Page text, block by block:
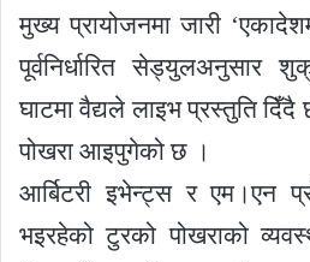
मुख्य प्रायोजनमा जारी
पूर्वनिर्धारित सेड्युलअनुसार
घाटमा वैद्यले लाइभ प्रस्तुति
पोखरा आइपुगेको छ ।
आर्बिटरी इभेन्ट्स र एम।एन
भइरहेको टुरको पोखराको